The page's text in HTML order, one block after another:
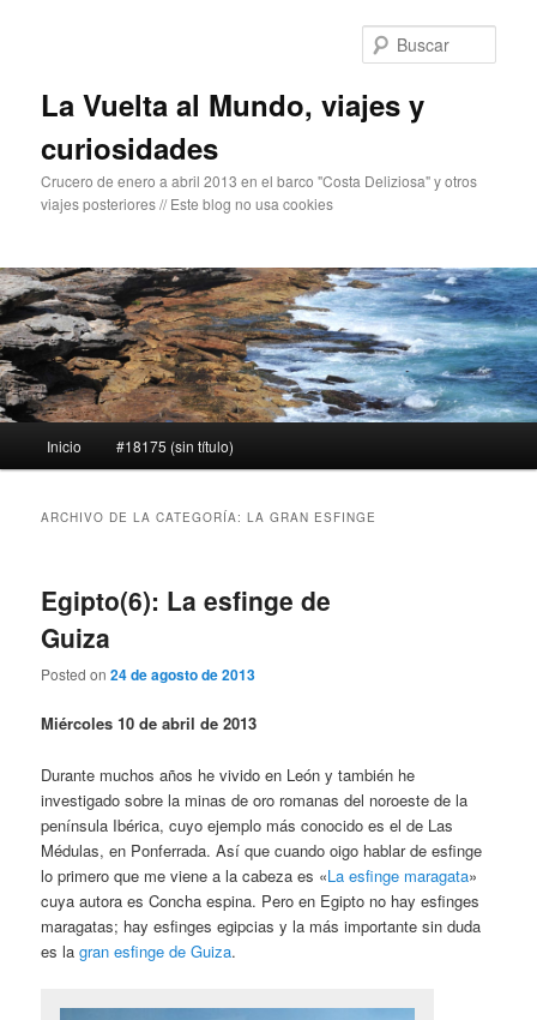
La Vuelta al Mundo, viajes y
curiosidades
Crucero de enero a abril 2013 en el barco "Costa Deliziosa" y otros
viajes posteriores // Este blog no usa cookies
principal
Inicio #18175 (sin título)
ARCHIVO DE LA CATEGORÍA:LA GRAN ESFINGE
Egipto(6): La esfinge de
Guiza
Posted on24 de agosto de 2013
Miércoles 10 de abril de 2013
Durante muchos años he vivido en León y también he
investigado sobre la minas de oro romanas del noroeste de la
península Ibérica, cuyo ejemplo más conocido es el de Las
Médulas, en Ponferrada. Así que cuando oigo hablar de esfinge
lo primero que me viene a la cabeza es «La esfinge maragata»
cuya autora es Concha espina. Pero en Egipto no hay esfinges
maragatas; hay esfinges egipcias y la más importante sin duda
es lagran esfinge de Guiza.